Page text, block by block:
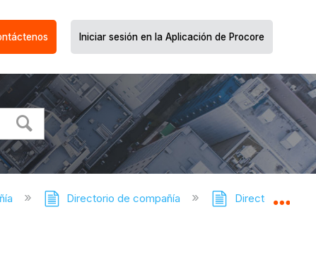
Iniciar sesión en la Aplicación de Procore
Directorio de compañía Directorio de la